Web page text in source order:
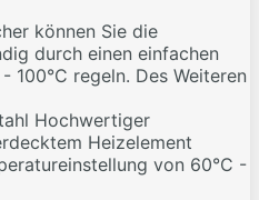
können Sie die
durch einen einfachen
100°C regeln. Des Weiteren
Hochwertiger
Heizelement
von 60°C -